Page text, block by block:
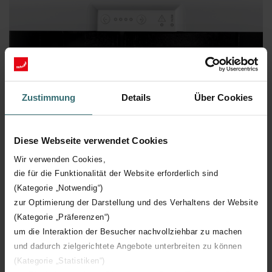
Zustimmung Details Über Cookies
Diese Webseite verwendet Cookies
Wir verwenden Cookies,
die für die Funktionalität der Website erforderlich sind
(Kategorie „Notwendig“)
zur Optimierung der Darstellung und des Verhaltens der Website
(Kategorie „Präferenzen“)
um die Interaktion der Besucher nachvollziehbar zu machen
und dadurch zielgerichtete Angebote unterbreiten zu können
(Kategorie „Statistiken“)
1 z 3